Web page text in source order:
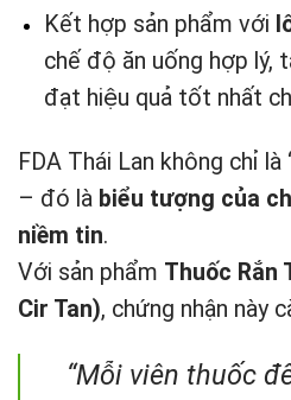
Kết hợp sản phẩm với
chế độ ăn uống hợp lý,
đạt hiệu quả tốt nhất
FDA Thái Lan không chỉ là
– đó là biểu tượng của
niềm tin.
Với sản phẩm Thuốc Rắn
Cir Tan), chứng nhận này
“Mỗi viên thuốc